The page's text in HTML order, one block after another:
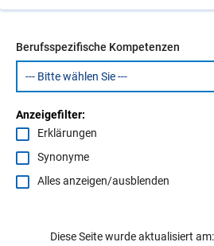
Berufsspezifische Kompetenzen
Anzeigefilter:
Erklärungen
Synonyme
Alles anzeigen/ausblenden
Diese Seite wurde aktualisiert